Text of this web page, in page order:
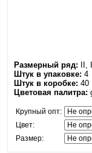
Размерный ряд:
Штук в упаковке: 4
Штук в коробке: 40
Цветовая палитра:
Крупный опт:
Цвет:
Размер: